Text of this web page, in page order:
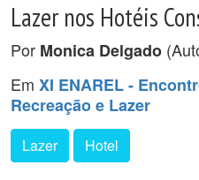
Lazer nos Hotéis
Por Monica Delgado
Em XI ENAREL -
Recreação e Lazer
Lazer Hotel